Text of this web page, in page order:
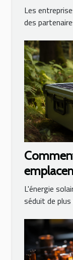
Les
des
L'énergie
séduit de